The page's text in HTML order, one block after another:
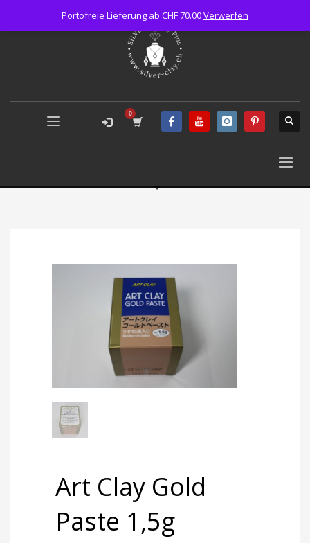
Art Clay Gold
Paste 1,5g
Portofreie Lieferung ab CHF 70.00Verwerfen